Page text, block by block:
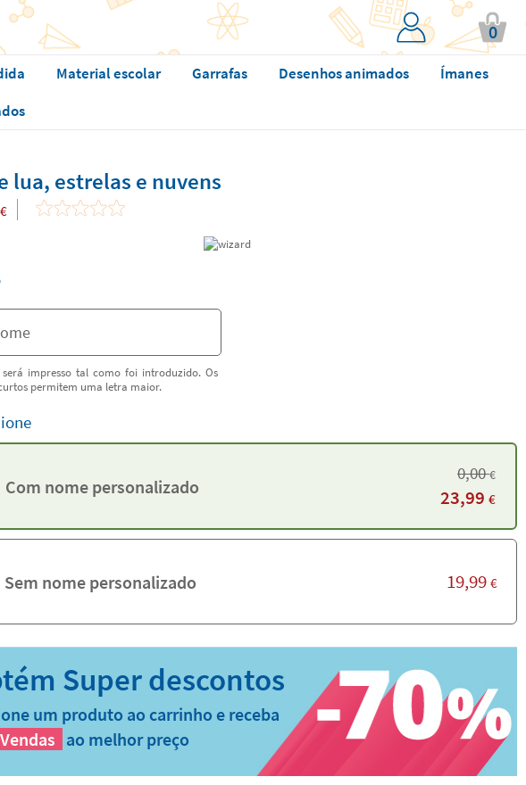
0
Material escolar Garrafas Desenhos animados
Ímanes
lua, estrelas e nuvens
€
impresso tal como foi introduzido. Os
permitem uma letra maior.
Com nome personalizado
0,00€
23,99 €
Sem nome personalizado 19,99 €
um produto ao carrinho e receba
ao melhor preço